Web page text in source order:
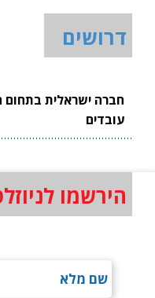
דרושים
חברה ישראלית
עובדים
הירשמו